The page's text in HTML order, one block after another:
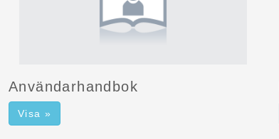
Användarhandbok
Visa »